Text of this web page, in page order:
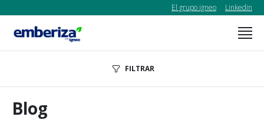
El grupo igneo Linkedin
FILTRAR
Blog